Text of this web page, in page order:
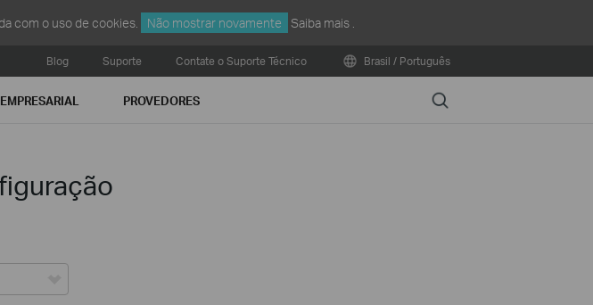
com o uso de cookies. Não mostrar novamente Saiba mais
Blog Suporte Contate o Suporte Técnico Brasil / Português
EMPRESARIAL PROVEDORES Search